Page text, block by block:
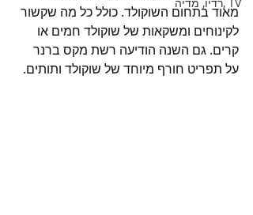
מאוד בתחום השוקולד. כולל כל מה שקשור
לקינוחים ומשקאות של שוקולד חמים או
קרים. גם השנה הודיעה רשת מקס ברנר
על תפריט חורף מיוחד של שוקולד ותותים.